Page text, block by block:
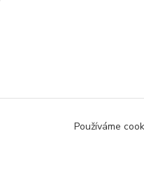
Používáme